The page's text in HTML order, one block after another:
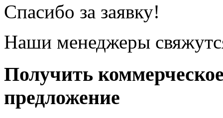
Спасибо за заявку!
Наши менеджеры
Получить
предложение